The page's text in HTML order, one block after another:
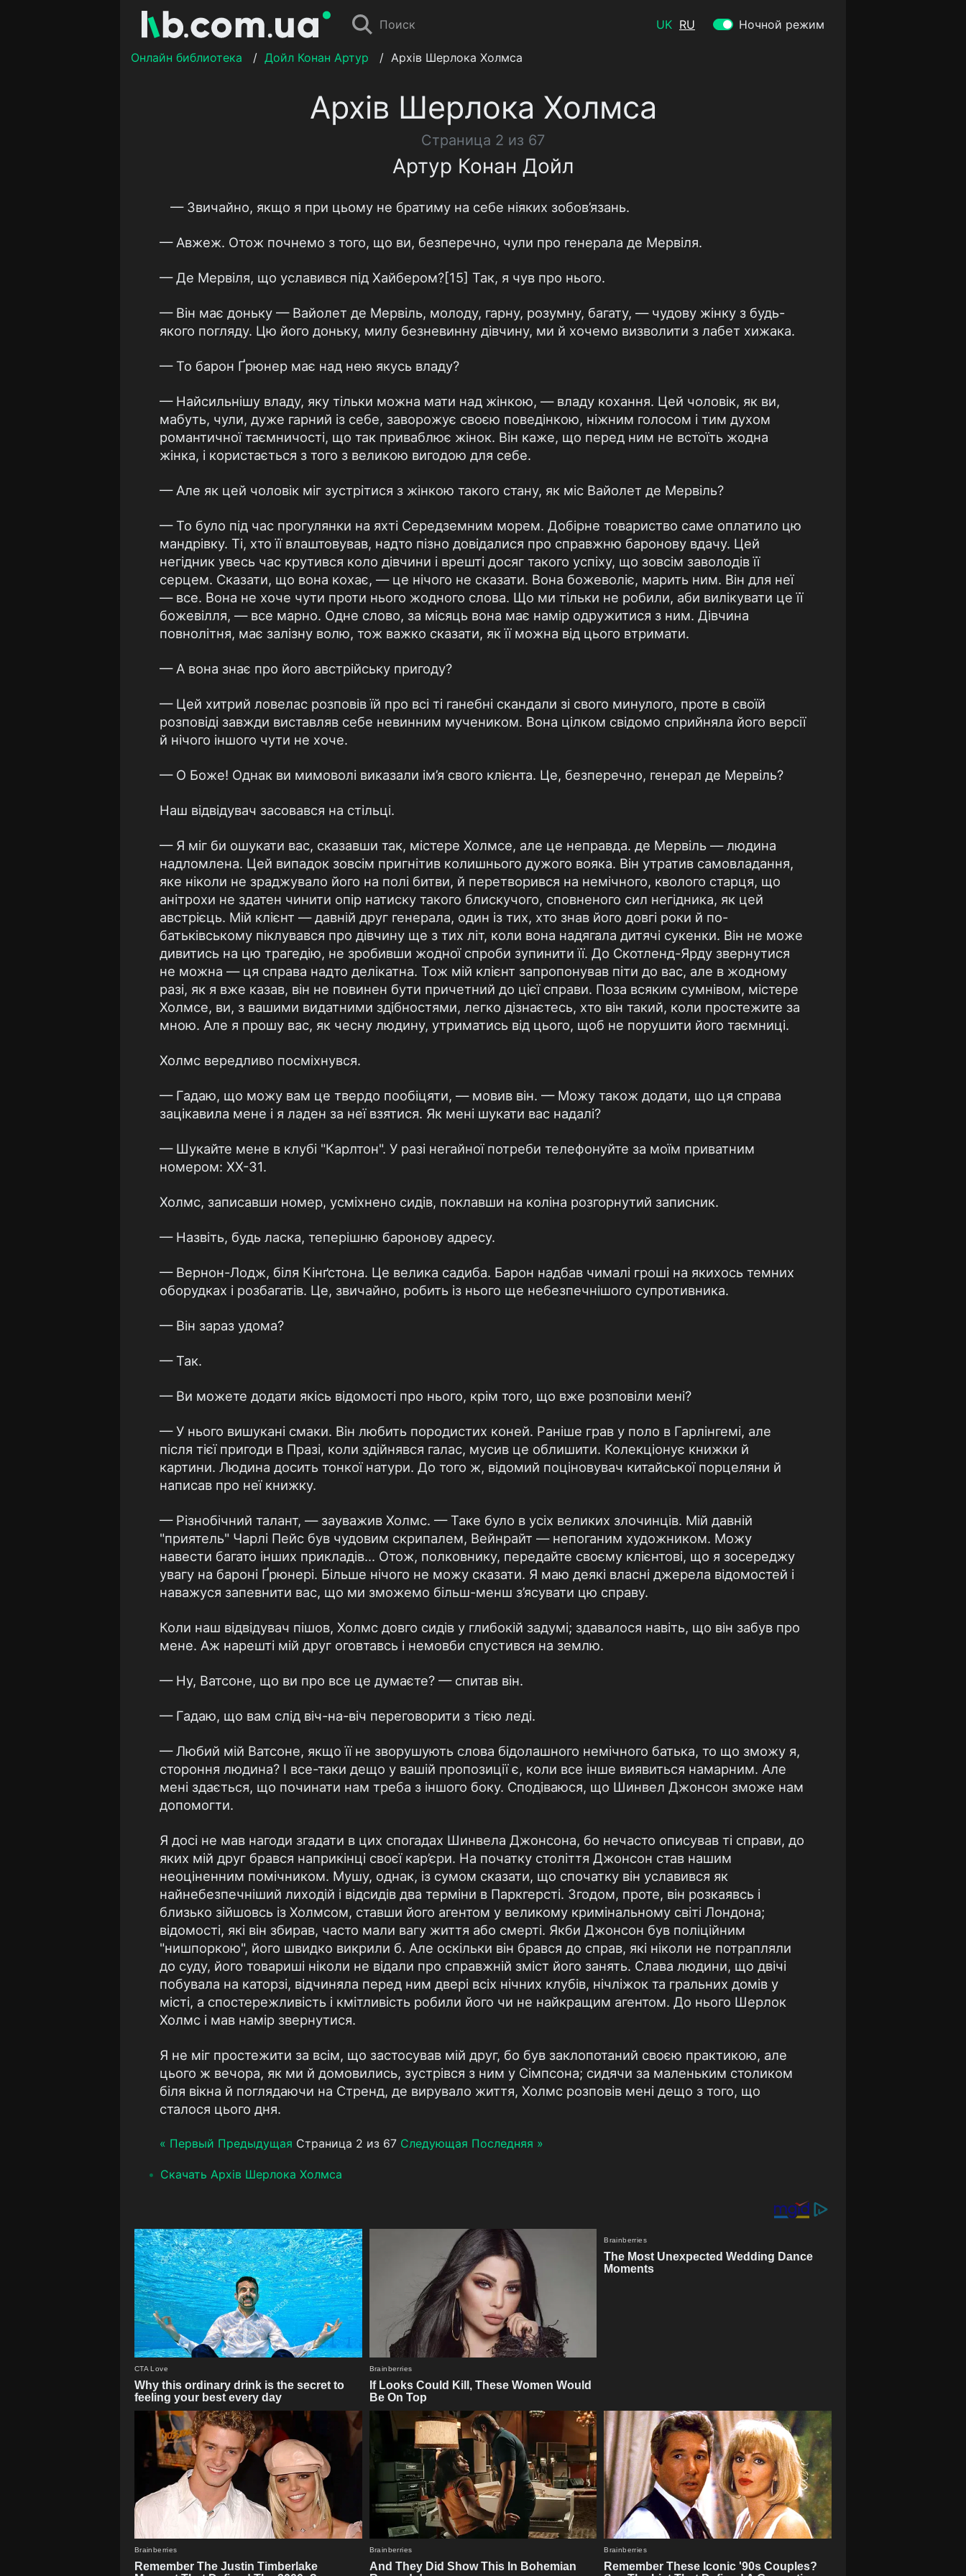
Поиск UK RU Ночной режим
Онлайн библиотека / Дойл Конан Артур / Архів Шерлока Холмса
Архів Шерлока Холмса
Страница 2 из 67
Артур Конан Дойл
— Звичайно, якщо я при цьому не братиму на себе ніяких зобов’язань.
— Авжеж. Отож почнемо з того, що ви, безперечно, чули про генерала де Мервіля.
— Де Мервіля, що уславився під Хайбером?[15] Так, я чув про нього.
— Він має доньку — Вайолет де Мервіль, молоду, гарну, розумну, багату, — чудову жінку з будь-
якого погляду. Цю його доньку, милу безневинну дівчину, ми й хочемо визволити з лабет хижака.
— То барон Ґрюнер має над нею якусь владу?
— Найсильнішу владу, яку тільки можна мати над жінкою, — владу кохання. Цей чоловік, як ви,
мабуть, чули, дуже гарний із себе, заворожує своєю поведінкою, ніжним голосом і тим духом
романтичної таємничості, що так приваблює жінок. Він каже, що перед ним не встоїть жодна
жінка, і користається з того з великою вигодою для себе.
— Але як цей чоловік міг зустрітися з жінкою такого стану, як міс Вайолет де Мервіль?
— То було під час прогулянки на яхті Середземним морем. Добірне товариство саме оплатило цю
мандрівку. Ті, хто її влаштовував, надто пізно довідалися про справжню баронову вдачу. Цей
негідник увесь час крутився коло дівчини і врешті досяг такого успіху, що зовсім заволодів її
серцем. Сказати, що вона кохає, — це нічого не сказати. Вона божеволіє, марить ним. Він для неї
— все. Вона не хоче чути проти нього жодного слова. Що ми тільки не робили, аби вилікувати це її
божевілля, — все марно. Одне слово, за місяць вона має намір одружитися з ним. Дівчина
повнолітня, має залізну волю, тож важко сказати, як її можна від цього втримати.
— А вона знає про його австрійську пригоду?
— Цей хитрий ловелас розповів їй про всі ті ганебні скандали зі свого минулого, проте в своїй
розповіді завжди виставляв себе невинним мучеником. Вона цілком свідомо сприйняла його версії
й нічого іншого чути не хоче.
— О Боже! Однак ви мимоволі виказали ім’я свого клієнта. Це, безперечно, генерал де Мервіль?
Наш відвідувач засовався на стільці.
— Я міг би ошукати вас, сказавши так, містере Холмсе, але це неправда. де Мервіль — людина
надломлена. Цей випадок зовсім пригнітив колишнього дужого вояка. Він утратив самовладання,
яке ніколи не зраджувало його на полі битви, й перетворився на немічного, кволого старця, що
анітрохи не здатен чинити опір натиску такого блискучого, сповненого сил негідника, як цей
австрієць. Мій клієнт — давній друг генерала, один із тих, хто знав його довгі роки й по-
батьківському піклувався про дівчину ще з тих літ, коли вона надягала дитячі сукенки. Він не може
дивитись на цю трагедію, не зробивши жодної спроби зупинити її. До Скотленд-Ярду звернутися
не можна — ця справа надто делікатна. Тож мій клієнт запропонував піти до вас, але в жодному
разі, як я вже казав, він не повинен бути причетний до цієї справи. Поза всяким сумнівом, містере
Холмсе, ви, з вашими видатними здібностями, легко дізнаєтесь, хто він такий, коли простежите за
мною. Але я прошу вас, як чесну людину, утриматись від цього, щоб не порушити його таємниці.
Холмс вередливо посміхнувся.
— Гадаю, що можу вам це твердо пообіцяти, — мовив він. — Можу також додати, що ця справа
зацікавила мене і я ладен за неї взятися. Як мені шукати вас надалі?
— Шукайте мене в клубі "Карлтон". У разі негайної потреби телефонуйте за моїм приватним
номером: ХХ-31.
Холмс, записавши номер, усміхнено сидів, поклавши на коліна розгорнутий записник.
— Назвіть, будь ласка, теперішню баронову адресу.
— Вернон-Лодж, біля Кінґстона. Це велика садиба. Барон надбав чималі гроші на якихось темних
оборудках і розбагатів. Це, звичайно, робить із нього ще небезпечнішого супротивника.
— Він зараз удома?
— Так.
— Ви можете додати якісь відомості про нього, крім того, що вже розповіли мені?
— У нього вишукані смаки. Він любить породистих коней. Раніше грав у поло в Гарлінгемі, але
після тієї пригоди в Празі, коли здійнявся галас, мусив це облишити. Колекціонує книжки й
картини. Людина досить тонкої натури. До того ж, відомий поціновувач китайської порцеляни й
написав про неї книжку.
— Різнобічний талант, — зауважив Холмс. — Таке було в усіх великих злочинців. Мій давній
"приятель" Чарлі Пейс був чудовим скрипалем, Вейнрайт — непоганим художником. Можу
навести багато інших прикладів... Отож, полковнику, передайте своєму клієнтові, що я зосереджу
увагу на бароні Ґрюнері. Більше нічого не можу сказати. Я маю деякі власні джерела відомостей і
наважуся запевнити вас, що ми зможемо більш-менш з’ясувати цю справу.
Коли наш відвідувач пішов, Холмс довго сидів у глибокій задумі; здавалося навіть, що він забув про
мене. Аж нарешті мій друг оговтавсь і немовби спустився на землю.
— Ну, Ватсоне, що ви про все це думаєте? — спитав він.
— Гадаю, що вам слід віч-на-віч переговорити з тією леді.
— Любий мій Ватсоне, якщо її не зворушують слова бідолашного немічного батька, то що зможу я,
стороння людина? І все-таки дещо у вашій пропозиції є, коли все інше виявиться намарним. Але
мені здається, що починати нам треба з іншого боку. Сподіваюся, що Шинвел Джонсон зможе нам
допомогти.
Я досі не мав нагоди згадати в цих спогадах Шинвела Джонсона, бо нечасто описував ті справи, до
яких мій друг брався наприкінці своєї кар’єри. На початку століття Джонсон став нашим
неоціненним помічником. Мушу, однак, із сумом сказати, що спочатку він уславився як
найнебезпечніший лиходій і відсидів два терміни в Паркгерсті. Згодом, проте, він розкаявсь і
близько зійшовсь із Холмсом, ставши його агентом у великому кримінальному світі Лондона;
відомості, які він збирав, часто мали вагу життя або смерті. Якби Джонсон був поліційним
"нишпоркою", його швидко викрили б. Але оскільки він брався до справ, які ніколи не потрапляли
до суду, його товариші ніколи не відали про справжній зміст його занять. Слава людини, що двічі
побувала на каторзі, відчиняла перед ним двері всіх нічних клубів, нічліжок та гральних домів у
місті, а спостережливість і кмітливість робили його чи не найкращим агентом. До нього Шерлок
Холмс і мав намір звернутися.
Я не міг простежити за всім, що застосував мій друг, бо був заклопотаний своєю практикою, але
цього ж вечора, як ми й домовились, зустрівся з ним у Сімпсона; сидячи за маленьким столиком
біля вікна й поглядаючи на Стренд, де вирувало життя, Холмс розповів мені дещо з того, що
сталося цього дня.
« Первый Предыдущая Страница 2 из 67 Следующая Последняя »
Скачать Архів Шерлока Холмса